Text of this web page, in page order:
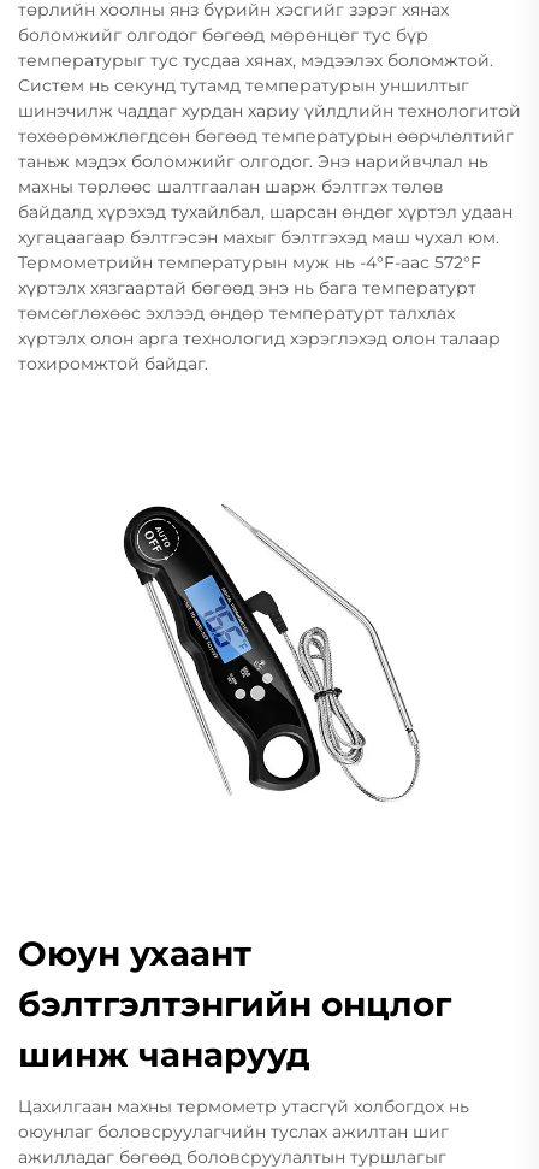
төрлийн хоолны янз бүрийн хэсгийг зэрэг хянах
боломжийг олгодог бөгөөд мөрөнцөг тус бүр
температурыг тус тусдаа хянах, мэдээлэх боломжтой.
Систем нь секунд тутамд температурын уншилтыг
шинэчилж чаддаг хурдан хариу үйлдлийн технологитой
төхөөрөмжлөгдсөн бөгөөд температурын өөрчлөлтийг
таньж мэдэх боломжийг олгодог. Энэ нарийвчлал нь
махны төрлөөс шалтгаалан шарж бэлтгэх төлөв
байдалд хүрэхэд тухайлбал, шарсан өндөг хүртэл удаан
хугацаагаар бэлтгэсэн махыг бэлтгэхэд маш чухал юм.
Термометрийн температурын муж нь -4°F-аас 572°F
хүртэлх хязгаартай бөгөөд энэ нь бага температурт
төмсөглөхөөс эхлээд өндөр температурт талхлах
хүртэлх олон арга технологид хэрэглэхэд олон талаар
тохиромжтой байдаг.
Оюун ухаант
бэлтгэлтэнгийн онцлог
шинж чанарууд
Цахилгаан махны термометр утасгүй холбогдох нь
оюунлаг боловсруулагчийн туслах ажилтан шиг
ажилладаг бөгөөд боловсруулалтын туршлагыг